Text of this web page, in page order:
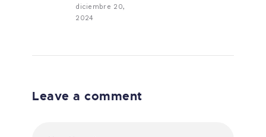
diciembre 20,
2024
Leave a comment